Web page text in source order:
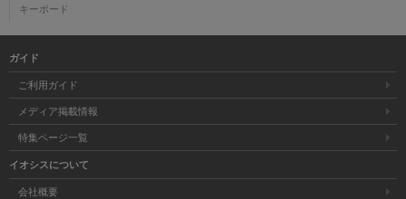
キーボード
ガイド
ご利用ガイド
メディア掲載情報
特集ページ一覧
イオシスについて
会社概要